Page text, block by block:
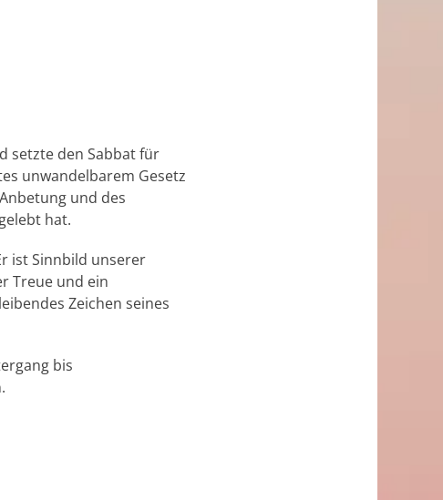
setzte den Sabbat für
unwandelbarem Gesetz
und des
hat.
ist Sinnbild unserer
Treue und ein
Zeichen seines
bis